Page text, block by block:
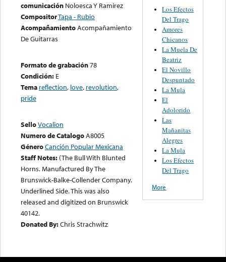
comunicación Noloesca Y Ramirez
CompositorTapa - Rubio
AcompañamientoAcompañamiento
De Guitarras
Formato de grabación78
Condición: E
Tema reflection, love, revolution,
pride
SelloVocalion
Numero de CatalogoA8005
GéneroCanción Popular Mexicana
Staff Notes: (The Bull With Blunted
Horns. Manufactured By The
Brunswick-Balke-Collender Company.
Underlined Side. This was also
released and digitized on Brunswick
40142.
Donated By:Chris Strachwitz
Los Efectos
Del Trago
Amores
Chicanos
La Muela De
Beatriz
El Novillo
Despuntado
La Mula
El
Adolorido
Las
Mañanitas
Alegres
La Mula
Los Efectos
Del Trago
More